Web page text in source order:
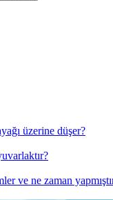
üzerine düşer?
ve ne zaman